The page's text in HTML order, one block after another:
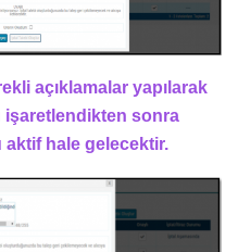
açıklamalar yapılarak
işaretlendikten sonra
aktif hale gelecektir.